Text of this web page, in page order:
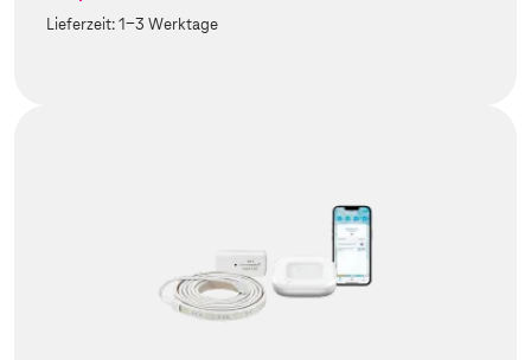
Lieferzeit:1-3 Werktage